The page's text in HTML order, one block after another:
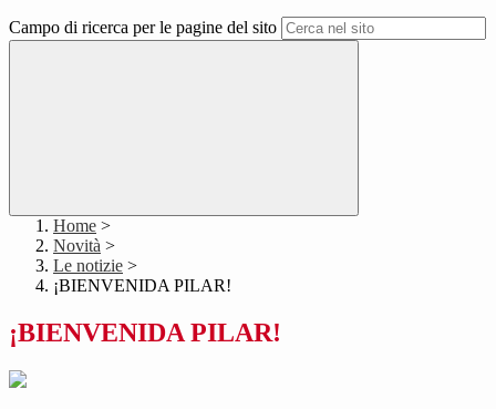
Campo di ricerca per le pagine del sito
Home >
Novità >
Le notizie >
¡BIENVENIDA PILAR!
¡BIENVENIDA PILAR!